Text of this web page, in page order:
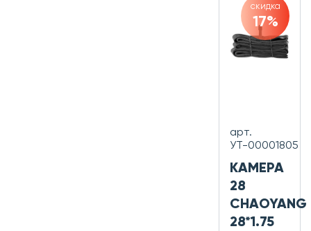
скидка
17%
арт.
УТ-00001805
КАМЕРА
28
CHAOYANG
28*1.75